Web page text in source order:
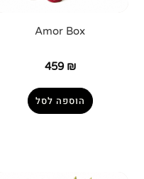
Amor Box
459 ₪
הוספה לסל